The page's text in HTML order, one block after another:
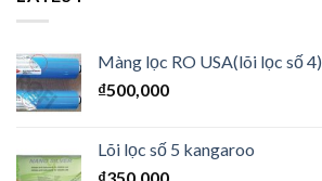
Màng lọc RO USA(lõi lọc số 4)
₫500,000
Lõi lọc số 5 kangaroo